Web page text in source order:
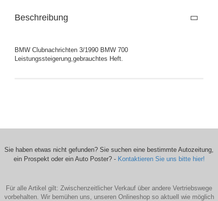
Beschreibung
BMW Clubnachrichten 3/1990 BMW 700
Leistungssteigerung,gebrauchtes Heft.
Sie haben etwas nicht gefunden? Sie suchen eine bestimmte Autozeitung,
ein Prospekt oder ein Auto Poster? - Kontaktieren Sie uns bitte hier!
Für alle Artikel gilt: Zwischenzeitlicher Verkauf über andere Vertriebswege
vorbehalten. Wir bemühen uns, unseren Onlineshop so aktuell wie möglich